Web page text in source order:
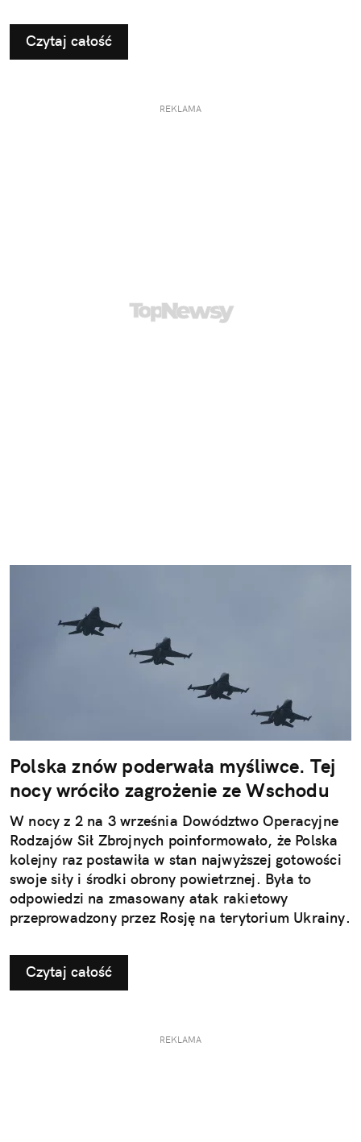
Czytaj całość
REKLAMA
Polska znów poderwała myśliwce. Tej
nocy wróciło zagrożenie ze Wschodu
W nocy z 2 na 3 września Dowództwo Operacyjne
Rodzajów Sił Zbrojnych poinformowało, że Polska
kolejny raz postawiła w stan najwyższej gotowości
swoje siły i środki obrony powietrznej. Była to
odpowiedzi na zmasowany atak rakietowy
przeprowadzony przez Rosję na terytorium Ukrainy.
Czytaj całość
REKLAMA